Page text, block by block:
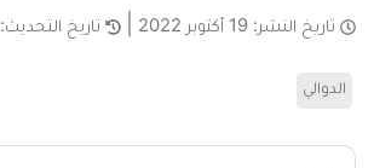
تاريخ النشر: 19 أكتوبر 2022 تاريخ التحديث:
الدوالي